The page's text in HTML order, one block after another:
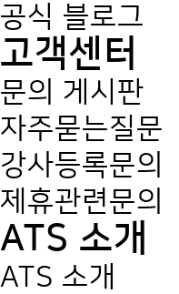
공식 블로그
고객센터
문의 게시판
자주묻는질문
강사등록문의
제휴관련문의
ATS 소개
ATS 소개